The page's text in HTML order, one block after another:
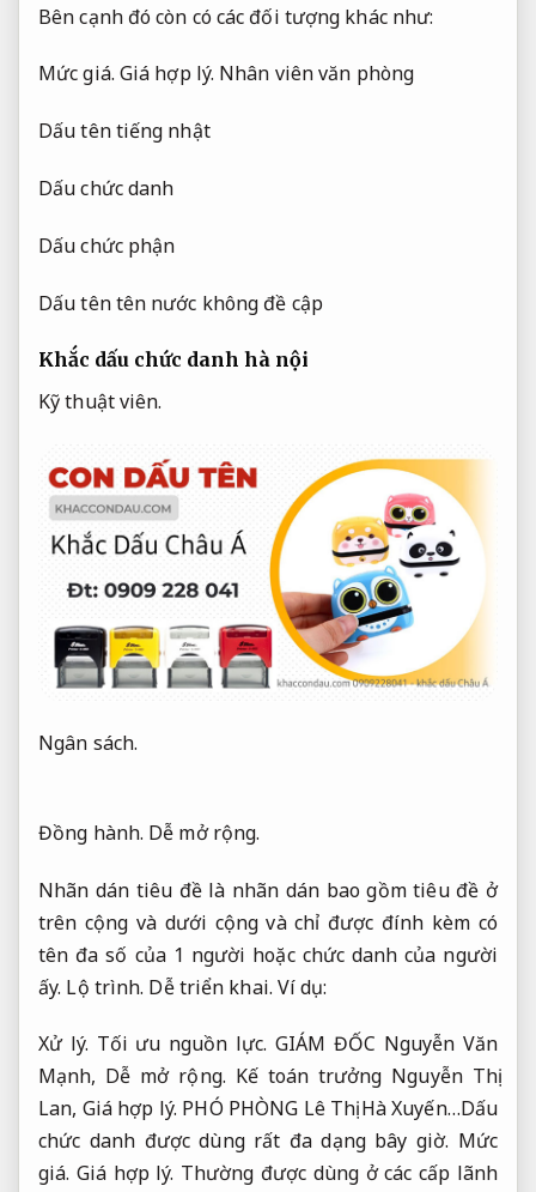
Bên cạnh đó còn có các đối tượng khác như:
Mức giá. Giá hợp lý. Nhân viên văn phòng
Dấu tên tiếng nhật
Dấu chức danh
Dấu chức phận
Dấu tên tên nước không đề cập
Khắc dấu chức danh hà nội
Kỹ thuật viên.
Ngân sách.
Đồng hành. Dễ mở rộng.
Nhãn dán tiêu đề là nhãn dán bao gồm tiêu đề ở
trên cộng và dưới cộng và chỉ được đính kèm có
tên đa số của 1 người hoặc chức danh của người
ấy. Lộ trình. Dễ triển khai. Ví dụ:
Xử lý. Tối ưu nguồn lực. GIÁM ĐỐC Nguyễn Văn
Mạnh, Dễ mở rộng. Kế toán trưởng Nguyễn Thị
Lan, Giá hợp lý. PHÓ PHÒNG Lê Thị Hà Xuyến…Dấu
chức danh được dùng rất đa dạng bây giờ. Mức
giá. Giá hợp lý. Thường được dùng ở các cấp lãnh